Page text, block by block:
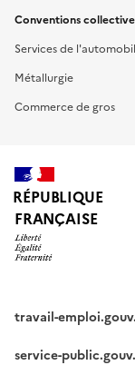
Conventions
Services de
Métallurgie
Commerce de gros
RÉPUBLIQUE
FRANÇAISE
travail-
service-